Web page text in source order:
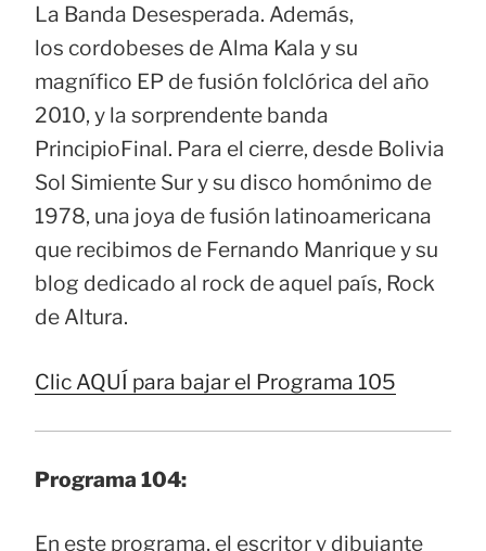
La Banda Desesperada. Además,
los cordobeses de Alma Kala y su
magnífico EP de fusión folclórica del año
2010, y la sorprendente banda
PrincipioFinal. Para el cierre, desde Bolivia
Sol Simiente Sur y su disco homónimo de
1978, una joya de fusión latinoamericana
que recibimos de Fernando Manrique y su
blog dedicado al rock de aquel país, Rock
de Altura.
Clic AQUÍ para bajar el Programa 105
Programa 104:
En este programa, el escritor y dibujante